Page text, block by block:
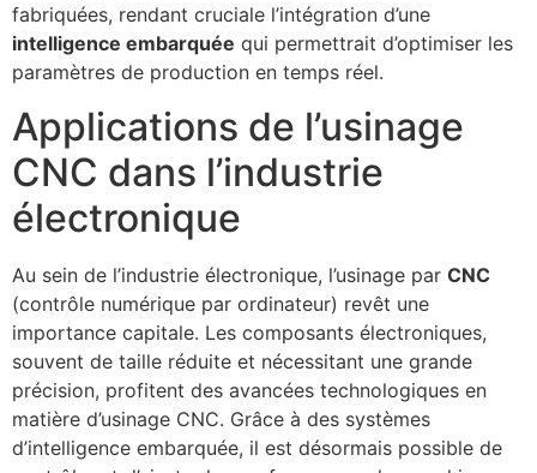
fabriquées, rendant cruciale l’intégration d’une
intelligence embarquée qui permettrait d’optimiser les
paramètres de production en temps réel.
Applications de l’usinage
CNC dans l’industrie
électronique
Au sein de l’industrie électronique, l’usinage par CNC
(contrôle numérique par ordinateur) revêt une
importance capitale. Les composants électroniques,
souvent de taille réduite et nécessitant une grande
précision, profitent des avancées technologiques en
matière d’usinage CNC. Grâce à des systèmes
d’intelligence embarquée, il est désormais possible de